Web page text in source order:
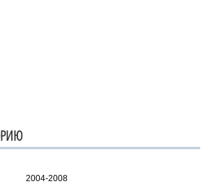
2004-2008